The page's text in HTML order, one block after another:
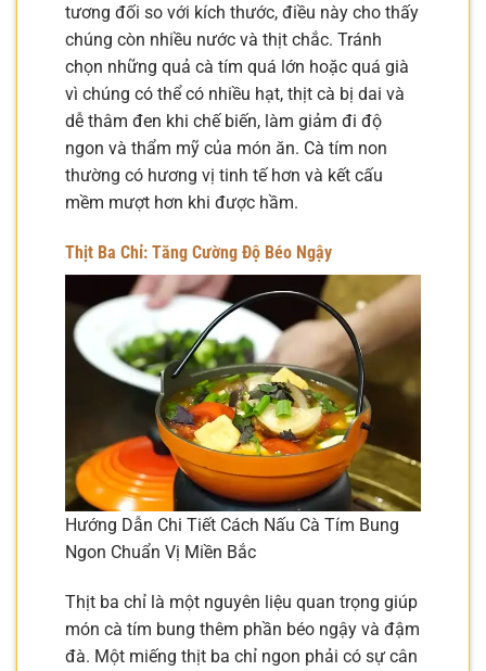
tương đối so với kích thước, điều này cho thấy
chúng còn nhiều nước và thịt chắc. Tránh
chọn những quả cà tím quá lớn hoặc quá già
vì chúng có thể có nhiều hạt, thịt cà bị dai và
dễ thâm đen khi chế biến, làm giảm đi độ
ngon và thẩm mỹ của món ăn. Cà tím non
thường có hương vị tinh tế hơn và kết cấu
mềm mượt hơn khi được hầm.
Thịt Ba Chỉ: Tăng Cường Độ Béo Ngậy
Hướng Dẫn Chi Tiết Cách Nấu Cà Tím Bung
Ngon Chuẩn Vị Miền Bắc
Thịt ba chỉ là một nguyên liệu quan trọng giúp
món cà tím bung thêm phần béo ngậy và đậm
đà. Một miếng thịt ba chỉ ngon phải có sự cân